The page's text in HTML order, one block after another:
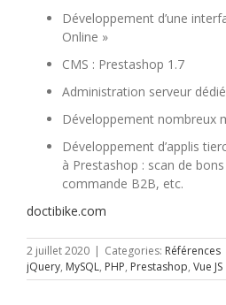
Développement d’une
Online »
CMS : Prestashop 1.7
Administration serveur
Développement nombreux
Développement d’applis
à Prestashop : scan de
commande B2B, etc.
doctibike.com
2 juillet 2020 | Categories: Références
jQuery, MySQL, PHP, Prestashop, Vue JS